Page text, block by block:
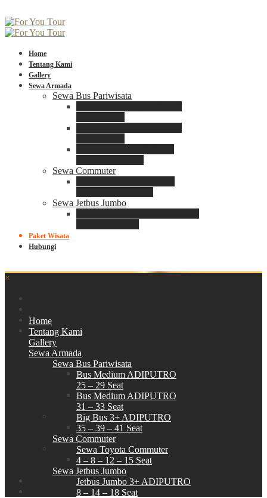
Home
Tentang Kami
Gallery
Sewa Armada
Sewa Bus Pariwisata
Sewa Commuter
Sewa Jetbus Jumbo
Paket Wisata
Hubungi
×
Home
Tentang Kami
Gallery
Sewa Armada
Sewa Bus Pariwisata
Bus Medium ADIPUTRO
25 – 29 Seat
Bus Medium ADIPUTRO
31 – 33 Seat
Big Bus 3+ ADIPUTRO
35 – 39 – 41 Seat
Sewa Commuter
Sewa Toyota Commuter
4 – 8 – 12 – 15 Seat
Sewa Jetbus Jumbo
Jetbus Jumbo 3+ ADIPUTRO
8 – 14 – 18 Seat